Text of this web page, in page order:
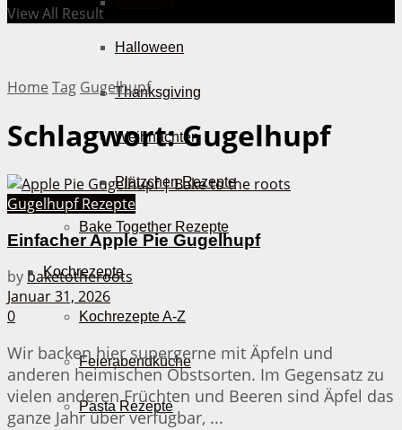
Halloween
Thanksgiving
Weihnachten
Plätzchen Rezepte
Bake Together Rezepte
Kochrezepte
Kochrezepte A-Z
Feierabendküche
Pasta Rezepte
View All Result
Home Tag Gugelhupf
Schlagwort:Gugelhupf
Gugelhupf Rezepte
Einfacher Apple Pie Gugelhupf
by baketotheroots
Januar 31, 2026
0
Wir backen hier supergerne mit Äpfeln und
anderen heimischen Obstsorten. Im Gegensatz zu
vielen anderen Früchten und Beeren sind Äpfel das
ganze Jahr über verfügbar, ...